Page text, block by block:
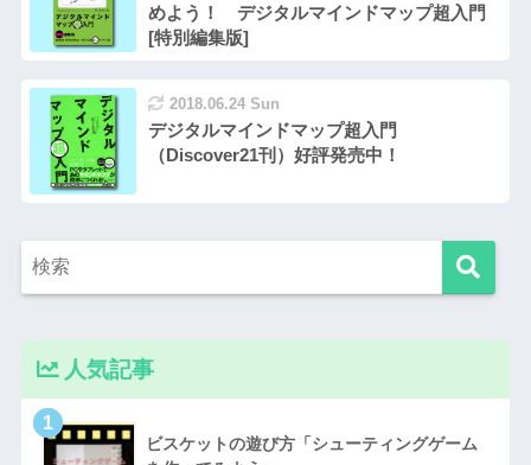
めよう！ デジタルマインドマップ超入門
[特別編集版]
2018.06.24 Sun
デジタルマインドマップ超入門
（Discover21刊）好評発売中！
人気記事
1
ビスケットの遊び方「シューティングゲーム